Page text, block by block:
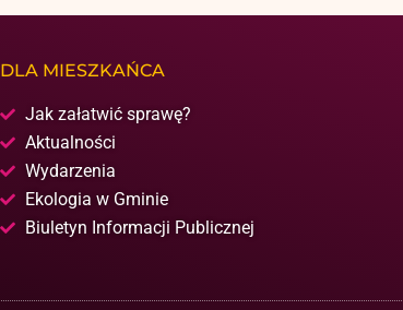
DLA MIESZKAŃCA
Jak załatwić sprawę?
Aktualności
Wydarzenia
Ekologia w Gminie
Biuletyn Informacji Publicznej